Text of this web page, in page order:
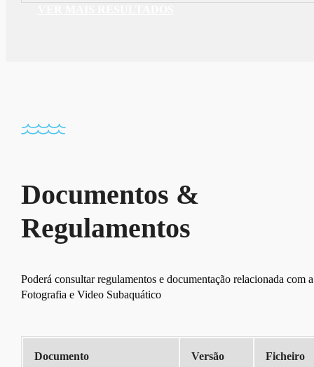
Documentos &
Regulamentos
Poderá consultar regulamentos e documentação relacionada com a
Fotografia e Video Subaquático
Documento Versão Ficheiro